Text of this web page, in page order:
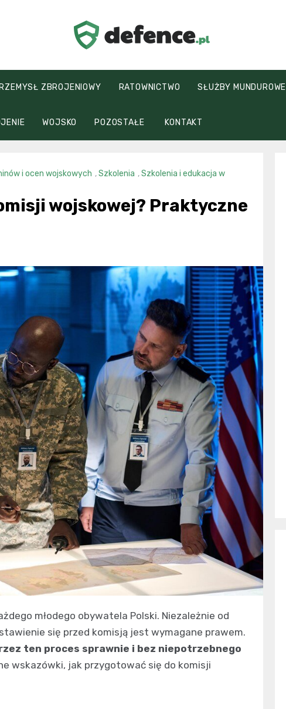
defence.pl
ZBROJENIOWY RATOWNICTWO SŁUŻBY MUNDUROWE
WOJSKO POZOSTAŁE KONTAKT
i ocen wojskowych ,Szkolenia ,Szkolenia i edukacja w
wojskowej? Praktyczne
młodego obywatela Polski. Niezależnie od
się przed komisją jest wymagane prawem.
ten proces sprawnie i bez niepotrzebnego
wskazówki, jak przygotować się do komisji